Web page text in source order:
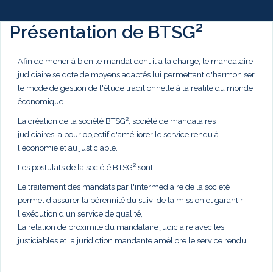
Présentation de BTSG²
Afin de mener à bien le mandat dont il a la charge, le mandataire
judiciaire se dote de moyens adaptés lui permettant d'harmoniser
le mode de gestion de l'étude traditionnelle à la réalité du monde
économique.
La création de la société BTSG², société de mandataires
judiciaires, a pour objectif d'améliorer le service rendu à
l'économie et au justiciable.
Les postulats de la société BTSG² sont :
Le traitement des mandats par l'intermédiaire de la société
permet d'assurer la pérennité du suivi de la mission et garantir
l'exécution d'un service de qualité,
La relation de proximité du mandataire judiciaire avec les
justiciables et la juridiction mandante améliore le service rendu.